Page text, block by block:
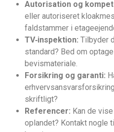
Autorisation og
eller autoriseret
faldstammer i
TV‑inspektion: Tilbyder
standard? Bed om
bevismateriale.
Forsikring og garanti:
skriftligt?
Referencer: Kan de
oplandet? Kontakt nogle